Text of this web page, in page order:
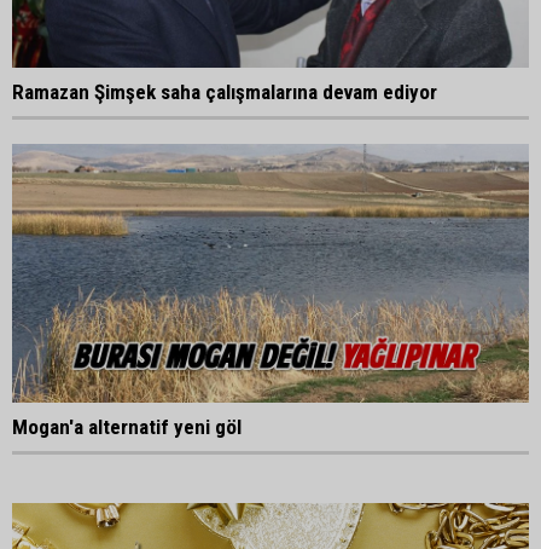
Ramazan Şimşek saha çalışmalarına devam ediyor
Mogan'a alternatif yeni göl